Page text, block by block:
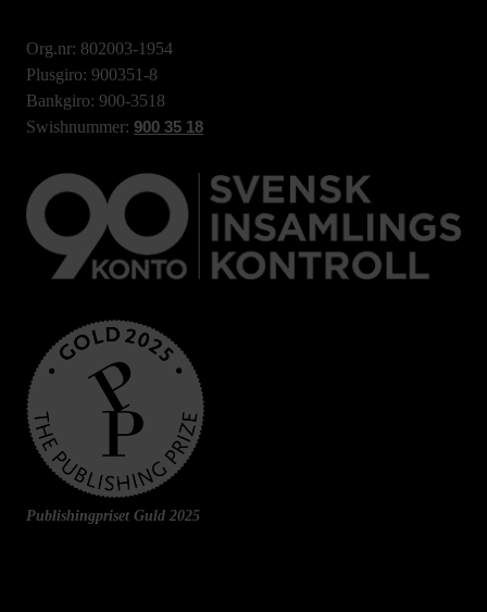
Org.nr: 802003-1954
Plusgiro: 900351-8
Bankgiro: 900-3518
Swishnummer: 900 35 18
Publishingpriset Guld 2025